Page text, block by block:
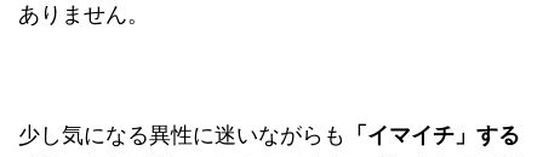
ありません。
少し気になる異性に迷いながらも 「イマイチ」する